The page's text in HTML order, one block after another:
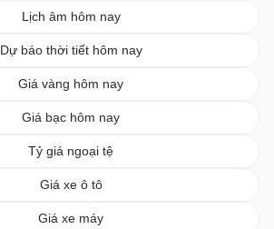
Lịch âm hôm nay
Dự báo thời tiết hôm nay
Giá vàng hôm nay
Giá bạc hôm nay
Tỷ giá ngoại tệ
Giá xe ô tô
Giá xe máy